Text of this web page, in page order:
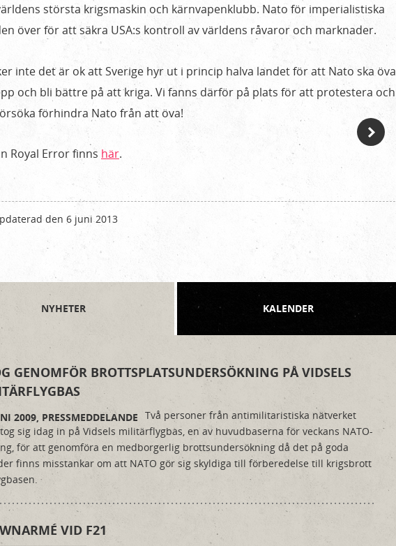
största krigsmaskin och kärnvapenklubb. Nato för imperialistiska
över för att säkra USA:s kontroll av världens råvaror och marknader.
inte det är ok att Sverige hyr ut i princip halva landet för att Nato ska öva
och bli bättre på att kriga. Vi fanns därför på plats för att protestera och
förhindra Nato från att öva!
Royal Error finns här.
den 6 juni 2013
NYHETER KALENDER
GENOMFÖR BROTTSPLATSUNDERSÖKNING PÅ VIDSELS
2009, PRESSMEDDELANDE Två personer från antimilitaristiska nätverket
sig idag in på Vidsels militärflygbas, en av huvudbaserna för veckans NATO-
för att genomföra en medborgerlig brottsundersökning då det på goda
finns misstankar om att NATO gör sig skyldiga till förberedelse till krigsbrott
VID F21